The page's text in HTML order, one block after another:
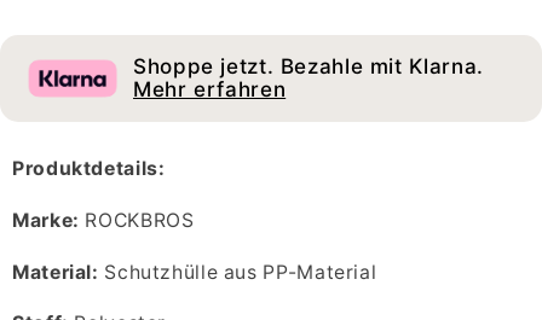
Shoppe jetzt. Bezahle mit Klarna.
Mehr erfahren
Produktdetails:
Marke: ROCKBROS
Material: Schutzhülle aus PP-Material